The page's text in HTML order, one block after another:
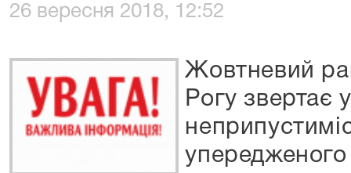
26 вересня 2018, 12:52
Жовтневий
Рогу звертає